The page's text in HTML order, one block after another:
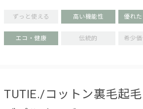
ずっと使える 高い機能性 優れ
エコ・健康 伝統的 希少
TUTIE./コットン裏毛起